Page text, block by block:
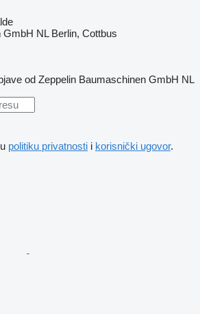
NL Berlin, Cottbus
od Zeppelin Baumaschinen GmbH NL
politiku privatnosti i korisnički ugovor.